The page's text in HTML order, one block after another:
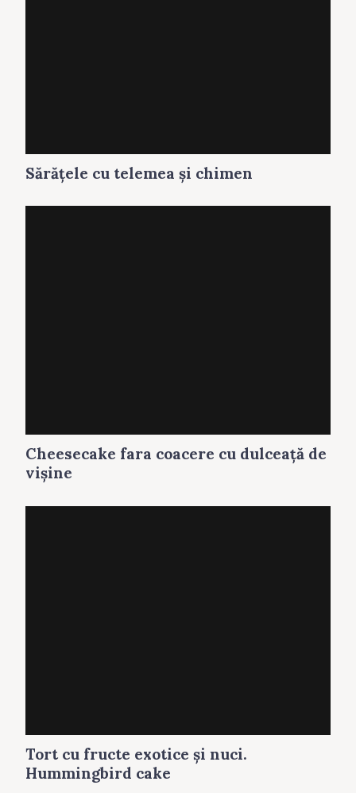
Sărăţele cu telemea și chimen
Cheesecake fara coacere cu dulceaţă de
vişine
Tort cu fructe exotice şi nuci.
Hummingbird cake